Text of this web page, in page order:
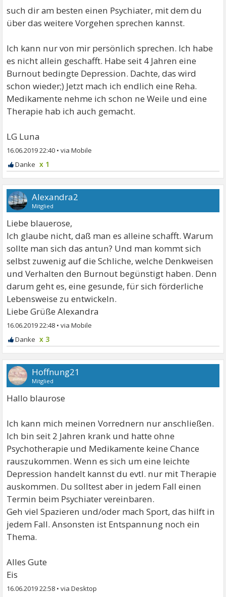
such dir am besten einen Psychiater, mit dem du
über das weitere Vorgehen sprechen kannst.
Ich kann nur von mir persönlich sprechen. Ich habe
es nicht allein geschafft. Habe seit 4 Jahren eine
Burnout bedingte Depression. Dachte, das wird
schon wieder;) Jetzt mach ich endlich eine Reha.
Medikamente nehme ich schon ne Weile und eine
Therapie hab ich auch gemacht.
LG Luna
16.06.2019 22:40 •
x 1
Alexandra2
Mitglied
Liebe blauerose,
Ich glaube nicht, daß man es alleine schafft. Warum
sollte man sich das antun? Und man kommt sich
selbst zuwenig auf die Schliche, welche Denkweisen
und Verhalten den Burnout begünstigt haben. Denn
darum geht es, eine gesunde, für sich förderliche
Lebensweise zu entwickeln.
Liebe Grüße Alexandra
16.06.2019 22:48 •
x 3
Hoffnung21
Mitglied
Hallo blaurose
Ich kann mich meinen Vorrednern nur anschließen.
Ich bin seit 2 Jahren krank und hatte ohne
Psychotherapie und Medikamente keine Chance
rauszukommen. Wenn es sich um eine leichte
Depression handelt kannst du evtl. nur mit Therapie
auskommen. Du solltest aber in jedem Fall einen
Termin beim Psychiater vereinbaren.
Geh viel Spazieren und/oder mach Sport, das hilft in
jedem Fall. Ansonsten ist Entspannung noch ein
Thema.
Alles Gute
Eis
16.06.2019 22:58 •